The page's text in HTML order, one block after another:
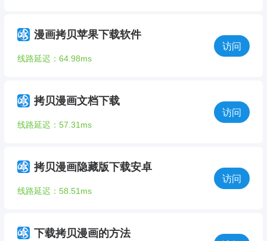
漫画拷贝苹果下载软件
线路延迟：64.98ms
访问
拷贝漫画文档下载
线路延迟：57.31ms
访问
拷贝漫画隐藏版下载安卓
线路延迟：58.51ms
访问
下载拷贝漫画的方法